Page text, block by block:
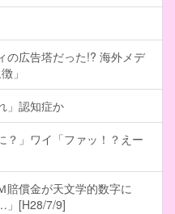
の広告塔だった!? 海外メデ
」
」認知症か
？」ワイ「ファッ！？えー
賠償金が天文学的数字に
」[H28/7/9]